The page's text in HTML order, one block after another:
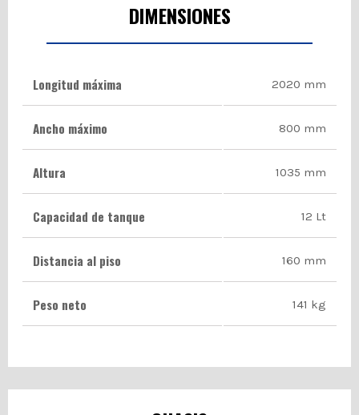
DIMENSIONES
Longitud máxima 2020 mm
Ancho máximo 800 mm
Altura 1035 mm
Capacidad de tanque 12 Lt
Distancia al piso 160 mm
Peso neto 141 kg